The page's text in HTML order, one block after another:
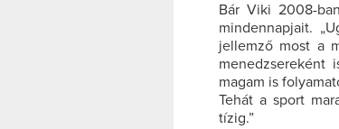
Bár Viki 2008-
mindennapjait.
jellemző most a
menedzsereként
magam is
Tehát a sport
tízig.”